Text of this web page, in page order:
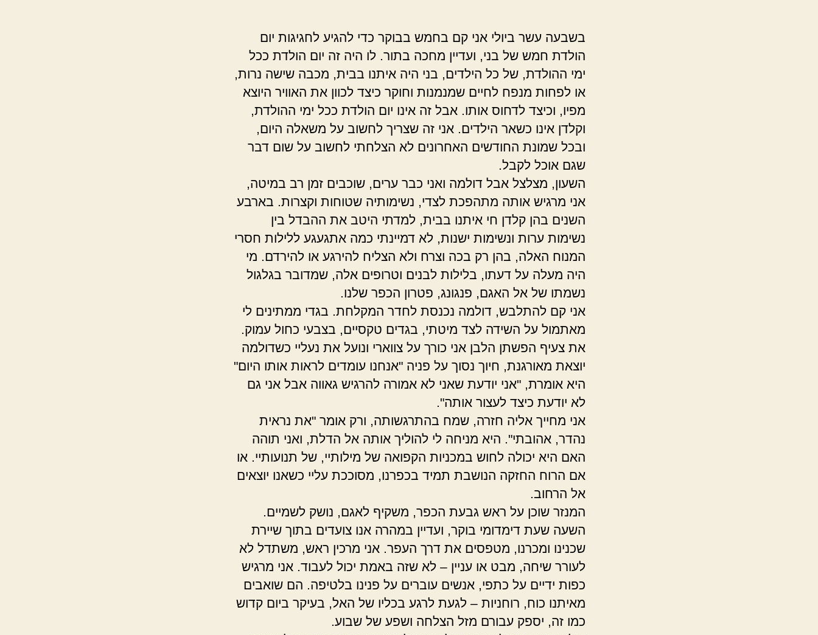
בשבעה עשר ביולי אני קם בחמש בבוקר כדי להגיע לחגיגות יום
הולדת חמש של בני, ועדיין מחכה בתור. לו היה זה יום הולדת ככל
ימי ההולדת, של כל הילדים, בני היה איתנו בבית, מכבה שישה נרות,
או לפחות מנפח לחיים שמנמנות וחוקר כיצד לכוון את האוויר היוצא
מפיו, וכיצד לדחוס אותו. אבל זה אינו יום הולדת ככל ימי ההולדת,
וקלדן אינו כשאר הילדים. אני זה שצריך לחשוב על משאלה היום,
ובכל שמונת החודשים האחרונים לא הצלחתי לחשוב על שום דבר
שגם אוכל לקבל.
השעון, מצלצל אבל דולמה ואני כבר ערים, שוכבים זמן רב במיטה,
אני מרגיש אותה מתהפכת לצדי, נשימותיה שטוחות וקצרות. בארבע
השנים בהן קלדן חי איתנו בבית, למדתי היטב את ההבדל בין
נשימות ערות ונשימות ישנות, לא דמיינתי כמה אתגעגע ללילות חסרי
המנוח האלה, בהן רק בכה וצרח ולא הצליח להירגע או להירדם. מי
היה מעלה על דעתו, בלילות לבנים וטרופים אלה, שמדובר בגלגול
נשמתו של אל האגם, פנגונג, פטרון הכפר שלנו.
אני קם להתלבש, דולמה נכנסת לחדר המקלחת. בגדי ממתינים לי
מאתמול על השידה לצד מיטתי, בגדים טקסיים, בצבעי כחול עמוק.
את צעיף הפשתן הלבן אני כורך על צווארי ונועל את נעליי כשדולמה
יוצאת מאורגנת, חיוך נסוך על פניה "אנחנו עומדים לראות אותו היום"
היא אומרת, "אני יודעת שאני לא אמורה להרגיש גאווה אבל אני גם
לא יודעת כיצד לעצור אותה".
אני מחייך אליה חזרה, שמח בהתרגשותה, ורק אומר "את נראית
נהדר, אהובתי". היא מניחה לי להוליך אותה אל הדלת, ואני תוהה
האם היא יכולה לחוש במכניות הקפואה של מילותיי, של תנועותיי. או
אם הרוח החזקה הנושבת תמיד בכפרנו, מסוככת עליי כשאנו יוצאים
אל הרחוב.
המנזר שוכן על ראש גבעת הכפר, משקיף לאגם, נושק לשמיים.
השעה שעת דימדומי בוקר, ועדיין במהרה אנו צועדים בתוך שיירת
שכנינו ומכרנו, מטפסים את דרך העפר. אני מרכין ראש, משתדל לא
לעורר שיחה, מבט או עניין – לא שזה באמת יכול לעבוד. אני מרגיש
כפות ידיים על כתפי, אנשים עוברים על פנינו בלטיפה. הם שואבים
מאיתנו כוח, רוחניות – לגעת לרגע בכליו של האל, בעיקר ביום קדוש
כמו זה, יספק עבורם מזל הצלחה ושפע של שבוע.